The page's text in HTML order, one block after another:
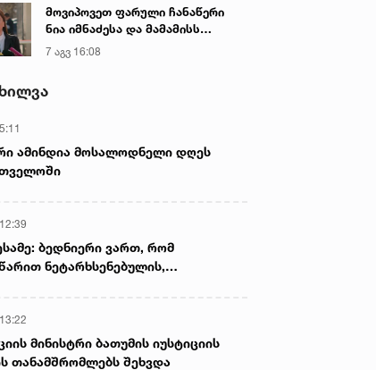
სექსუალურად ავიწროებდა,
ფაქტობრივად, წაქეზება იყო -
მოვიპოვეთ ფარული ჩანაწერი
ნია იმნაძესა და მამამისს
შორის, განიხილავდნენ, როგორ
ჩაიდინა გაბაშვილმა დანაშაული
არასწორად მოიქცა, თუმცა
ეპოქაში სხვანაირად ხდება -
პროკურორი
7 აგვ 16:08
ამინდია მოსალოდნელი დღეს
ბედნიერი ვართ, რომ
ნეტარხსენებულის,
მინისტრი ბათუმის იუსტიციის
თანამშრომლებს შეხვდა